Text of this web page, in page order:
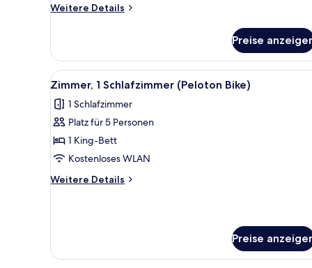
Weitere Details
Weitere
Preise
Alle
Fotos
für
Zimmer,
1
Schlafzimmer
(Peloton
Bike)
Eine Person benutzt ein
7
Zimmer, 1 Schlafzimmer (Peloton Bike)
1 Schlafzimmer
Platz für 5 Personen
1 King-Bett
Kostenloses WLAN
Weitere Details
Weitere
(Peloton
Preise